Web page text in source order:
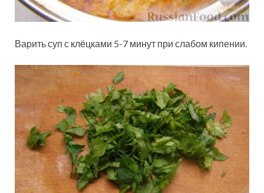
Варить суп с клёцками 5-7 минут при слабом кипении.